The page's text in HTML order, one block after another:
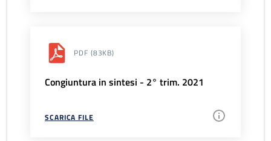
PDF (83KB)
Congiuntura in sintesi - 2° trim. 2021
SCARICA FILE